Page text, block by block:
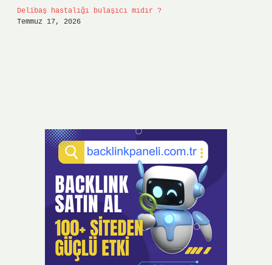
Delibaş hastalığı bulaşıcı mıdır ?
Temmuz 17, 2026